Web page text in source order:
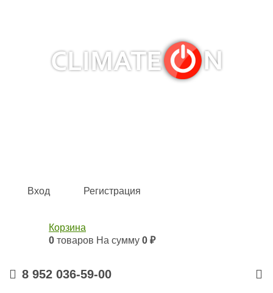
Вход Регистрация
Корзина
0 товаров На сумму 0 ₽
8 952 036-59-00